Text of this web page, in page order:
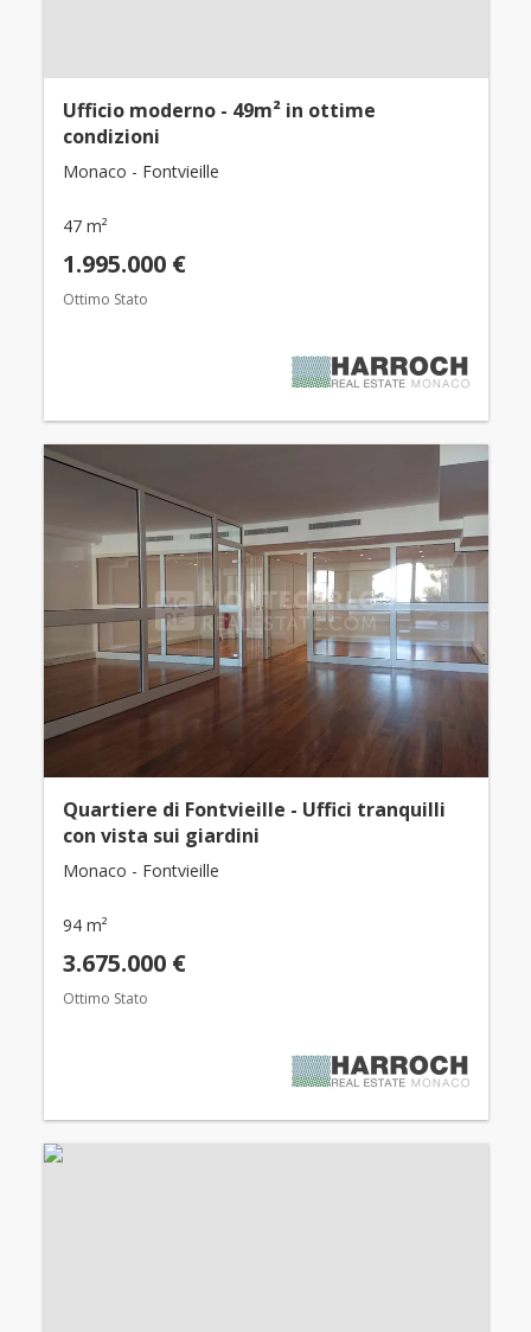
Ufficio moderno - 49m² in ottime
condizioni
Monaco - Fontvieille
47 m²
1.995.000 €
Ottimo Stato
Quartiere di Fontvieille - Uffici tranquilli
con vista sui giardini
Monaco - Fontvieille
94 m²
3.675.000 €
Ottimo Stato